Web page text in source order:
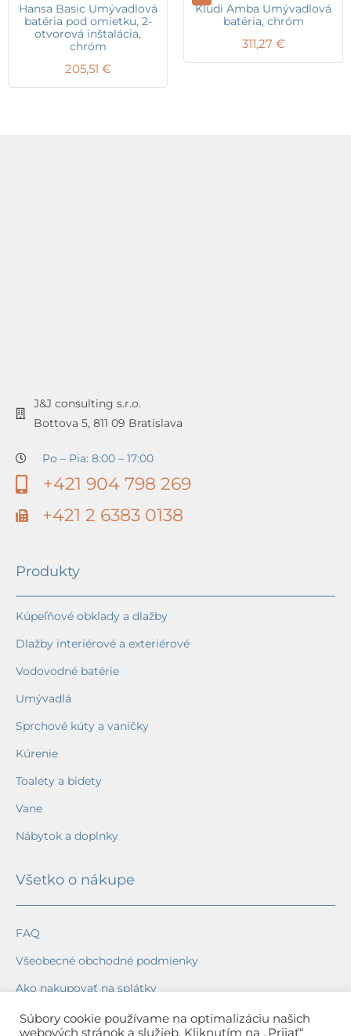
Hansa Basic Umývadlová
batéria pod omietku, 2-
otvorová inštalácia,
chróm
205,51 €
Kludi Amba Umývadlová
batéria, chróm
311,27 €
J&J consulting s.r.o.
Bottova 5, 811 09 Bratislava
Po – Pia: 8:00 – 17:00
+421 904 798 269
+421 2 6383 0138
Produkty
Kúpeľňové obklady a dlažby
Dlažby interiérové a exteriérové
Vodovodné batérie
Umývadlá
Sprchové kúty a vaničky
Kúrenie
Toalety a bidety
Vane
Nábytok a doplnky
Všetko o nákupe
FAQ
Všeobecné obchodné podmienky
Ako nakupovať na splátky
Ochrana osobných údajov
Súbory cookie používame na optimalizáciu našich
webových stránok a služieb. Kliknutím na „Prijať“